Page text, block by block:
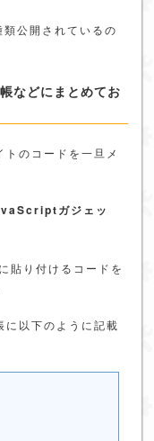
類公開されているの
などにまとめてお
のコードを一旦メ
ガジェッ
貼り付けるコードを
に以下のように記載